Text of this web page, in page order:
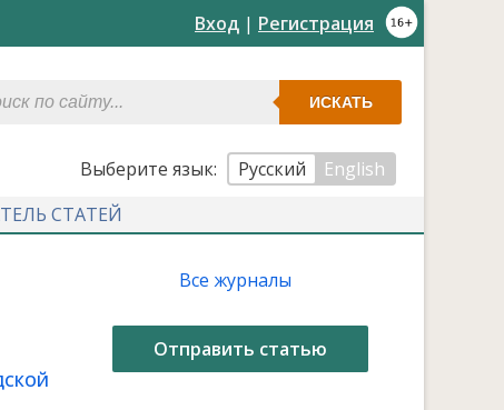
Вход | Регистрация
ИСКАТЬ
Выберите язык: Русский
English
СТАТЕЙ
Все журналы
Отправить статью